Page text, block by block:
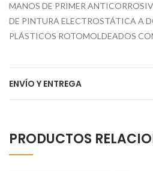
MANOS DE PRIMER
DE PINTURA ELECTROSTÁTICA A
PLÁSTICOS ROTOMOLDEADOS
ENVÍO Y ENTREGA
PRODUCTOS